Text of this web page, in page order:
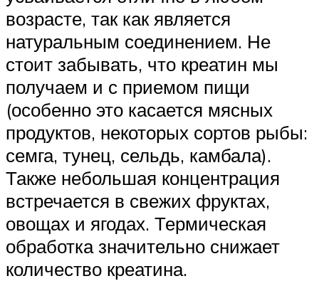
возрасте, так как является
натуральным соединением. Не
стоит забывать, что креатин мы
получаем и с приемом пищи
(особенно это касается мясных
продуктов, некоторых сортов рыбы:
семга, тунец, сельдь, камбала).
Также небольшая концентрация
встречается в свежих фруктах,
овощах и ягодах. Термическая
обработка значительно снижает
количество креатина.